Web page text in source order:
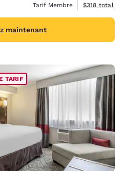
Tarif Membre
Afficher les
$318 total
maintenant
TARIF